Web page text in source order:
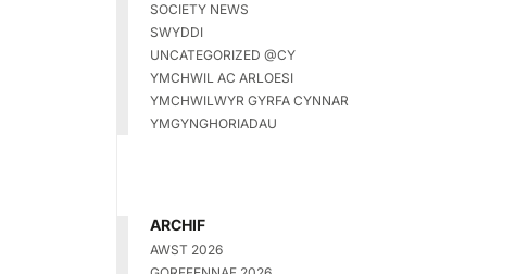
SOCIETY NEWS
SWYDDI
UNCATEGORIZED @CY
YMCHWIL AC ARLOESI
YMCHWILWYR GYRFA CYNNAR
YMGYNGHORIADAU
ARCHIF
AWST 2026